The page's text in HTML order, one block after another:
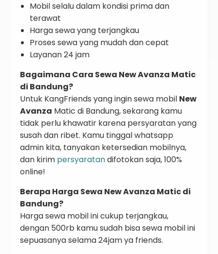
Mobil selalu dalam kondisi prima dan
terawat
Harga sewa yang terjangkau
Proses sewa yang mudah dan cepat
Layanan 24 jam
Bagaimana Cara Sewa New Avanza Matic
di Bandung?
Untuk KangFriends yang ingin sewa mobil New
Avanza Matic di Bandung, sekarang kamu
tidak perlu khawatir karena persyaratan yang
susah dan ribet. Kamu tinggal whatsapp
admin kita, tanyakan ketersedian mobilnya,
dan kirim persyaratandifotokan saja, 100%
online!
Berapa Harga Sewa New Avanza Matic di
Bandung?
Harga sewa mobil ini cukup terjangkau,
dengan 500rb kamu sudah bisa sewa mobil ini
sepuasanya selama 24jam ya friends.